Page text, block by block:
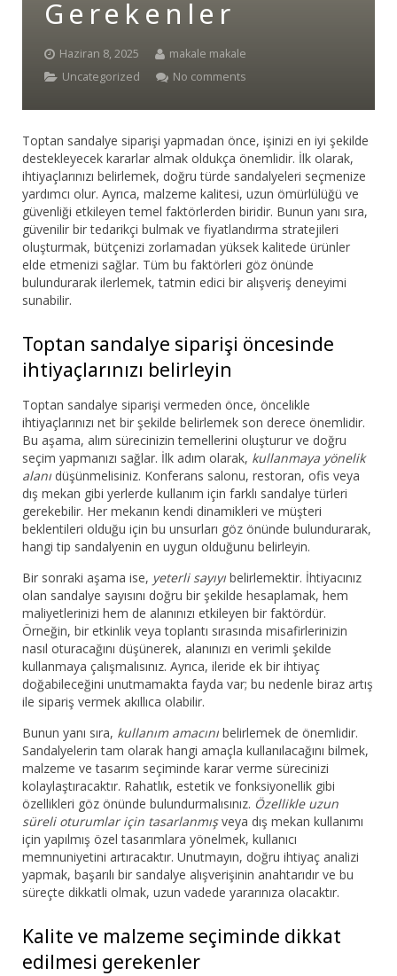
Bar Sandalyesi
Plastik Sandalye
Dış Mekan Sandalyeler
Masalar
Gerekenler
Haziran 8, 2025
makale makale
Uncategorized
No comments
Toptan sandalye siparişi yapmadan önce, işinizi en iyi şekilde
destekleyecek kararlar almak oldukça önemlidir. İlk olarak,
ihtiyaçlarınızı belirlemek, doğru türde sandalyeleri seçmenize
yardımcı olur. Ayrıca, malzeme kalitesi, uzun ömürlülüğü ve
güvenliği etkileyen temel faktörlerden biridir. Bunun yanı sıra,
güvenilir bir tedarikçi bulmak ve fiyatlandırma stratejileri
oluşturmak, bütçenizi zorlamadan yüksek kalitede ürünler
elde etmenizi sağlar. Tüm bu faktörleri göz önünde
bulundurarak ilerlemek, tatmin edici bir alışveriş deneyimi
sunabilir.
Toptan sandalye siparişi öncesinde
ihtiyaçlarınızı belirleyin
Toptan sandalye siparişi vermeden önce, öncelikle
ihtiyaçlarınızı net bir şekilde belirlemek son derece önemlidir.
Bu aşama, alım sürecinizin temellerini oluşturur ve doğru
seçim yapmanızı sağlar. İlk adım olarak, kullanmaya yönelik
alanı düşünmelisiniz. Konferans salonu, restoran, ofis veya
dış mekan gibi yerlerde kullanım için farklı sandalye türleri
gerekebilir. Her mekanın kendi dinamikleri ve müşteri
beklentileri olduğu için bu unsurları göz önünde bulundurarak,
hangi tip sandalyenin en uygun olduğunu belirleyin.
Bir sonraki aşama ise, yeterli sayıyı belirlemektir. İhtiyacınız
olan sandalye sayısını doğru bir şekilde hesaplamak, hem
maliyetlerinizi hem de alanınızı etkileyen bir faktördür.
Örneğin, bir etkinlik veya toplantı sırasında misafirlerinizin
nasıl oturacağını düşünerek, alanınızı en verimli şekilde
kullanmaya çalışmalısınız. Ayrıca, ileride ek bir ihtiyaç
doğabileceğini unutmamakta fayda var; bu nedenle biraz artış
ile sipariş vermek akıllıca olabilir.
Bunun yanı sıra, kullanım amacını belirlemek de önemlidir.
Sandalyelerin tam olarak hangi amaçla kullanılacağını bilmek,
malzeme ve tasarım seçiminde karar verme sürecinizi
kolaylaştıracaktır. Rahatlık, estetik ve fonksiyonellik gibi
özellikleri göz önünde bulundurmalısınız. Özellikle uzun
süreli oturumlar için tasarlanmışveya dış mekan kullanımı
için yapılmış özel tasarımlara yönelmek, kullanıcı
memnuniyetini artıracaktır. Unutmayın, doğru ihtiyaç analizi
yapmak, başarılı bir sandalye alışverişinin anahtarıdır ve bu
süreçte dikkatli olmak, uzun vadede yararınıza olacaktır.
Kalite ve malzeme seçiminde dikkat
edilmesi gerekenler